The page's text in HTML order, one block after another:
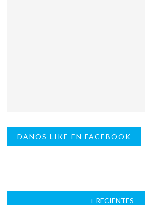
DANOS LIKE EN FACEBOOK
+ RECIENTES